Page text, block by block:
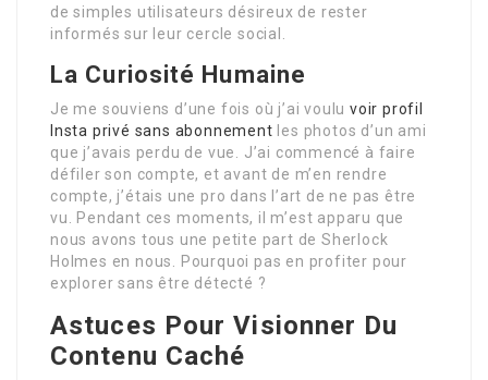
de simples utilisateurs désireux de rester
informés sur leur cercle social.
La Curiosité Humaine
Je me souviens d’une fois où j’ai vouluvoir profil
Insta privé sans abonnement les photos d’un ami
que j’avais perdu de vue. J’ai commencé à faire
défiler son compte, et avant de m’en rendre
compte, j’étais une pro dans l’art de ne pas être
vu. Pendant ces moments, il m’est apparu que
nous avons tous une petite part de Sherlock
Holmes en nous. Pourquoi pas en profiter pour
explorer sans être détecté ?
Astuces Pour Visionner Du
Contenu Caché